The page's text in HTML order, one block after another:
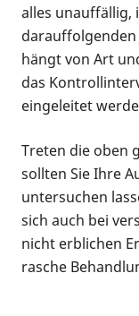
alles unauffällig,
darauffolgenden
hängt von Art
das
eingeleitet
Treten die oben
sollten Sie Ihre
untersuchen
sich auch bei
nicht erblichen
rasche